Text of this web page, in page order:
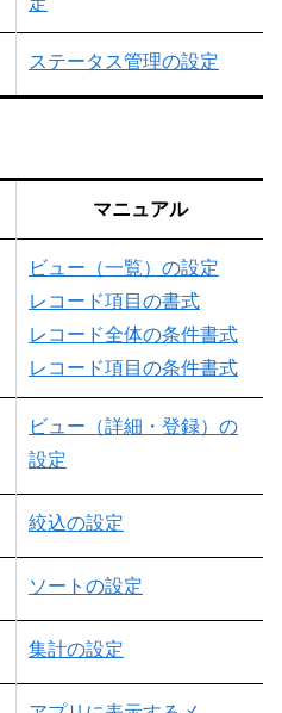
ステータス管理の設定
マニュアル
ビュー（一覧）の設定
レコード項目の書式
レコード全体の条件書式
レコード項目の条件書式
ビュー（詳細・登録）の
設定
絞込の設定
ソートの設定
集計の設定